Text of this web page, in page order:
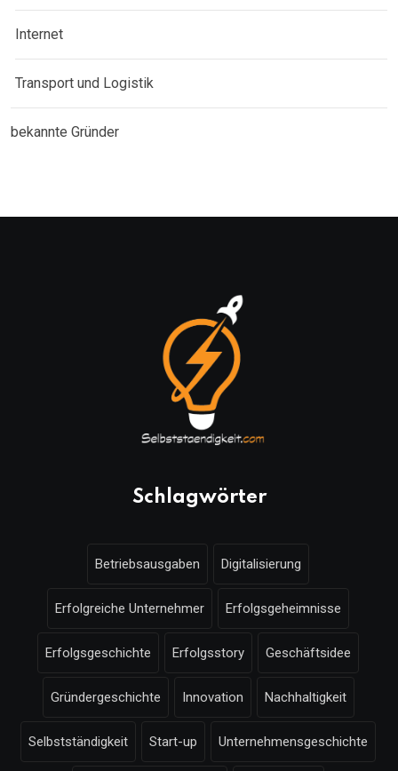
Internet
Transport und Logistik
bekannte Gründer
Schlagwörter
Betriebsausgaben Digitalisierung
Erfolgreiche Unternehmer Erfolgsgeheimnisse
Erfolgsgeschichte Erfolgsstory Geschäftsidee
Gründergeschichte Innovation Nachhaltigkeit
Selbstständigkeit Start-up Unternehmensgeschichte